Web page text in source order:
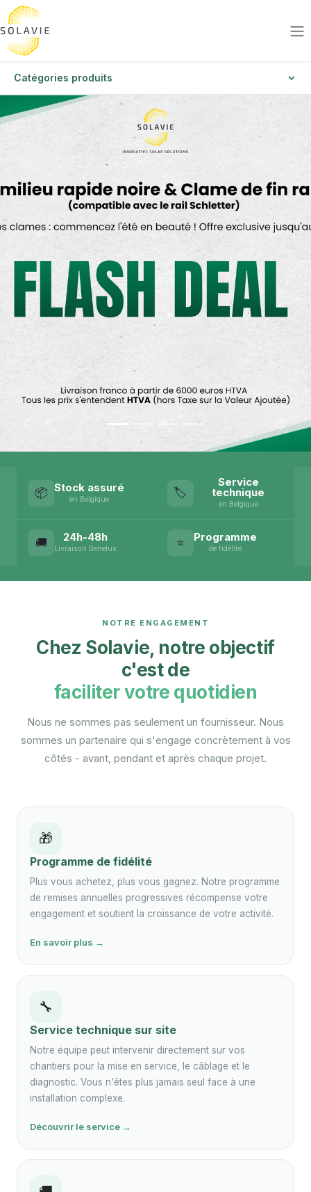
Se rendre au contenu
Catégories produits
Précédent
📦 Stock assuré
en Belgique 🏷️
Service
technique
en Belgique
🚚 24h-48h
Livraison Benelux ⭐ Programme
de fidélité
NOTRE ENGAGEMENT
Chez Solavie, notre objectif
c'est de
faciliter votre quotidien
Nous ne sommes pas seulement un fournisseur. Nous
sommes un partenaire qui s'engage concrètement à vos
côtés - avant, pendant et après chaque projet.
🎁
Programme de fidélité
Plus vous achetez, plus vous gagnez. Notre programme
de remises annuelles progressives récompense votre
engagement et soutient la croissance de votre activité.
En savoir plus →
🔧
Service technique sur site
Notre équipe peut intervenir directement sur vos
chantiers pour la mise en service, le câblage et le
diagnostic. Vous n'êtes plus jamais seul face à une
installation complexe.
Découvrir le service →